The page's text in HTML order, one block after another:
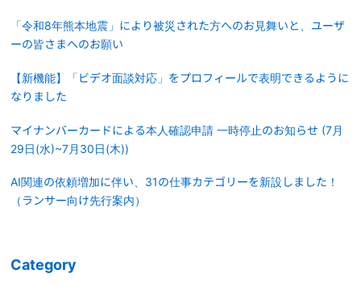
「令和8年熊本地震」により被災された方へのお見舞いと、ユーザ
ーの皆さまへのお願い
【新機能】「ビデオ面談対応」をプロフィールで表明できるように
なりました
マイナンバーカードによる本人確認申請 一時停止のお知らせ (7月
29日(水)~7月30日(木))
AI関連の依頼増加に伴い、31の仕事カテゴリーを新設しました！
（ランサー向け先行案内）
Category